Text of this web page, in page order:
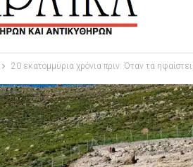
20 εκατομμύρια χρόνια πριν: Όταν τα